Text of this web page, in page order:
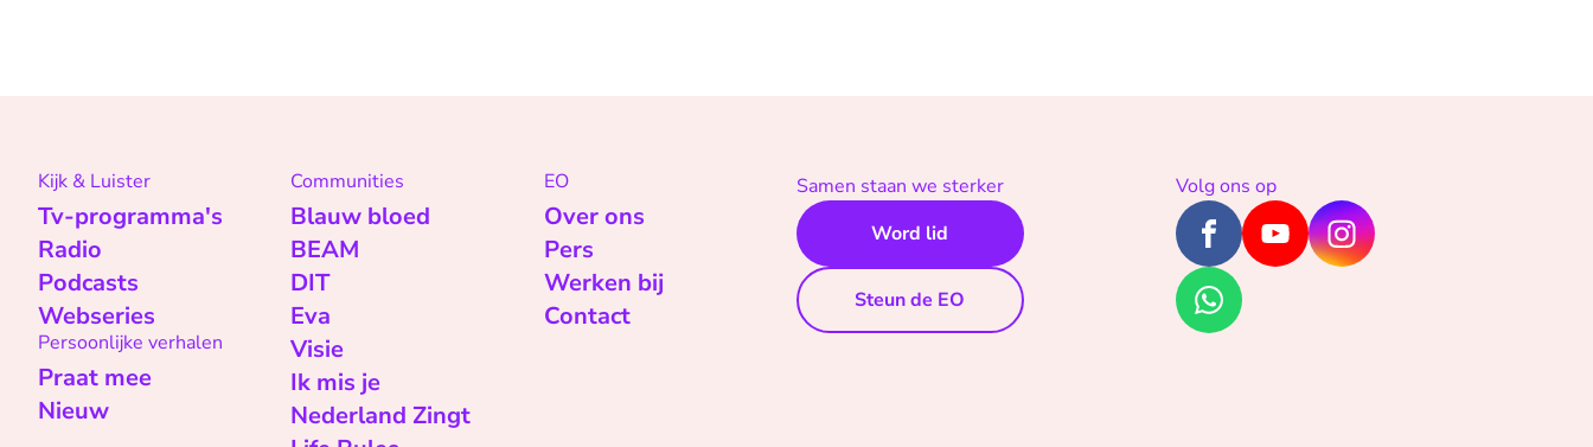
Kijk & Luister
Tv-programma's
Radio
Podcasts
Webseries
Persoonlijke verhalen
Praat mee
Nieuw
Communities
Blauw bloed
BEAM
DIT
Eva
Visie
Ik mis je
Nederland Zingt
EO
Over ons
Pers
Werken bij
Contact
Samen staan we sterker
Word lid
Steun de EO
Volg ons op